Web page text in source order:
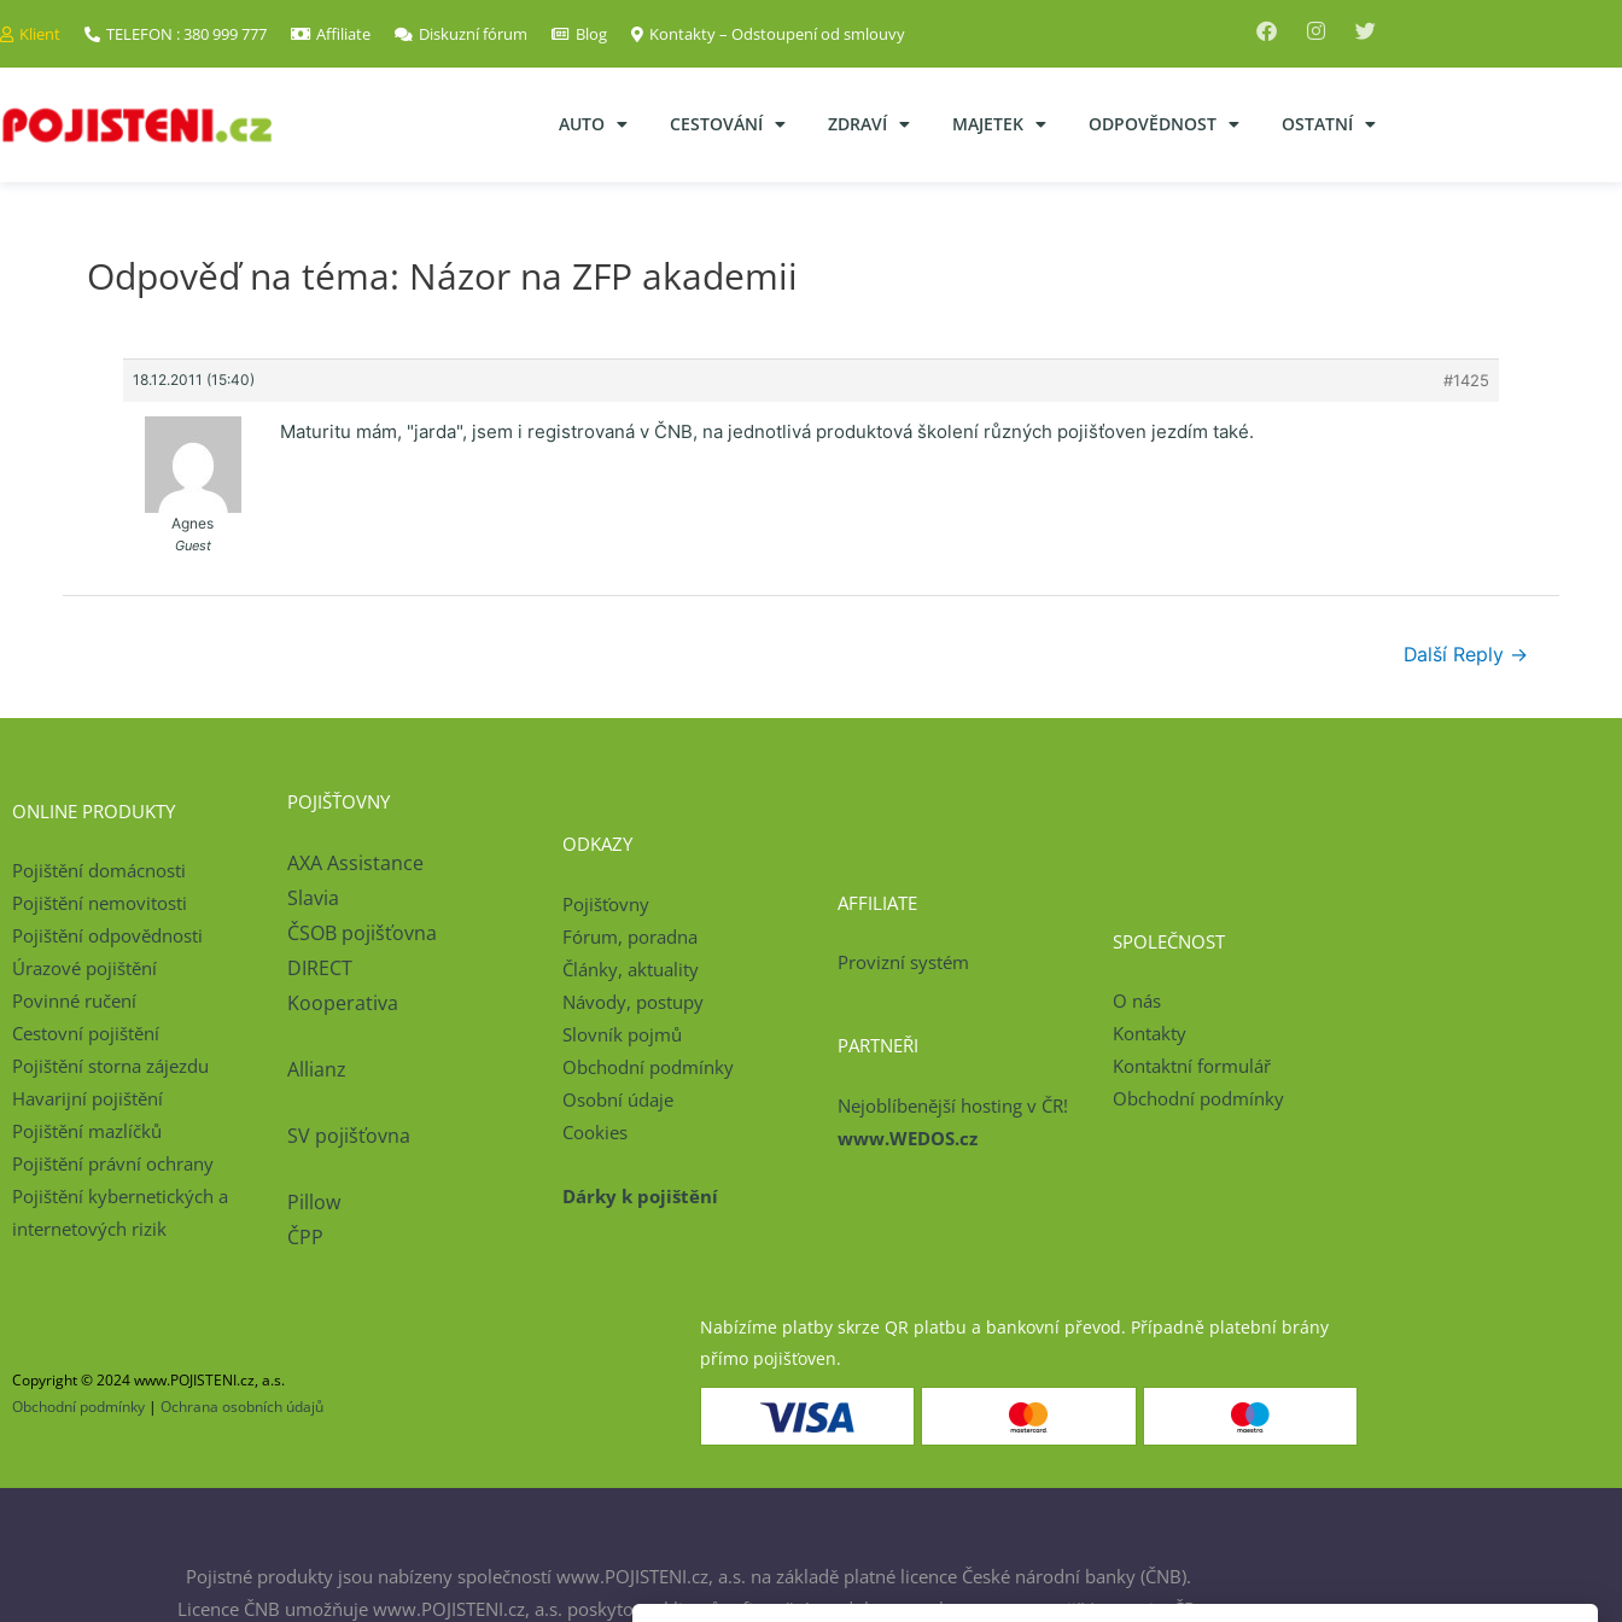
Klient TELEFON : 380 999 777 Affiliate Diskuzní fórum Blog Kontakty – Odstoupení od smlouvy
AUTO CESTOVÁNÍ ZDRAVÍ MAJETEK ODPOVĚDNOST OSTATNÍ
Odpověď na téma: Názor na ZFP akademii
18.12.2011 (15:40) #1425
Agnes
Guest
Maturitu mám, "jarda", jsem i registrovaná v ČNB, na jednotlivá produktová školení různých pojišťoven jezdím také.
Další Reply →
ONLINE PRODUKTY
Pojištění domácnosti
Pojištění nemovitosti
Pojištění odpovědnosti
Úrazové pojištění
Povinné ručení
Cestovní pojištění
Pojištění storna zájezdu
Havarijní pojištění
Pojištění mazlíčků
Pojištění právní ochrany
Pojištění kybernetických a
internetových rizik
POJIŠŤOVNY
AXA Assistance
Slavia
ČSOB pojišťovna
DIRECT
Kooperativa
Allianz
SV pojišťovna
Pillow
ČPP
ODKAZY
Pojišťovny
Fórum, poradna
Články, aktuality
Návody, postupy
Slovník pojmů
Obchodní podmínky
Osobní údaje
Cookies
Dárky k pojištění
AFFILIATE
Provizní systém
PARTNEŘI
Nejoblíbenější hosting v ČR!
www.WEDOS.cz
SPOLEČNOST
O nás
Kontakty
Kontaktní formulář
Obchodní podmínky
Copyright © 2024 www.POJISTENI.cz, a.s.
Obchodní podmínky | Ochrana osobních údajů
Nabízíme platby skrze QR platbu a bankovní převod. Případně platební brány
přímo pojišťoven.
Pojistné produkty jsou nabízeny společností www.POJISTENI.cz, a.s. na základě platné licence České národní banky (ČNB).
Licence ČNB umožňuje www.POJISTENI.cz, a.s. poskytovat klientům finanční produkty a spolupracovat s pojišťovnami v ČR.